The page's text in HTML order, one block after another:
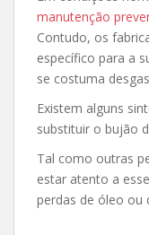
manutenção
Contudo, os
específico para a
se costuma
Existem alguns
substituir o bujão
Tal como outras
estar atento a
perdas de óleo ou